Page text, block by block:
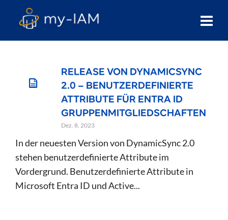
RELEASE VON DYNAMICSYNC
2.0 – BENUTZERDEFINIERTE
ATTRIBUTE FÜR ENTRA ID
GRUPPENMITGLIEDSCHAFTEN
Dez. 8, 2023
In der neuesten Version von DynamicSync 2.0
stehen benutzerdefinierte Attribute im
Vordergrund. Benutzerdefinierte Attribute in
Microsoft Entra ID und Active...